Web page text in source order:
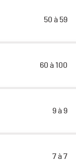
50 à 59
60 à 100
9 à 9
7 à 7